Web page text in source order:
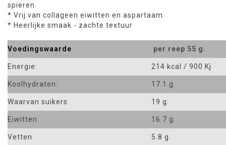
spieren
* Vrij van collageen eiwitten en aspartaam
* Heerlijke smaak - zachte textuur
Voedingswaarde per reep 55 g.
Energie: 214 kcal / 900 Kj
Koolhydraten: 17.1 g.
Waarvan suikers 19 g.
Eiwitten 16.7 g.
Vetten 5.8 g.